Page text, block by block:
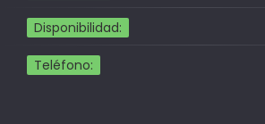
Disponibilidad:
Teléfono: